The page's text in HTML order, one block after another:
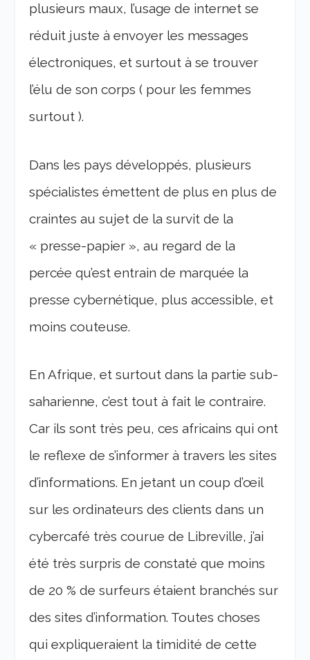
plusieurs maux, l’usage de internet se
réduit juste à envoyer les messages
électroniques, et surtout à se trouver
l’élu de son corps ( pour les femmes
surtout ).
Dans les pays développés, plusieurs
spécialistes émettent de plus en plus de
craintes au sujet de la survit de la
« presse-papier », au regard de la
percée qu’est entrain de marquée la
presse cybernétique, plus accessible, et
moins couteuse.
En Afrique, et surtout dans la partie sub-
saharienne, c’est tout à fait le contraire.
Car ils sont très peu, ces africains qui ont
le reflexe de s’informer à travers les sites
d’informations. En jetant un coup d’œil
sur les ordinateurs des clients dans un
cybercafé très courue de Libreville, j’ai
été très surpris de constaté que moins
de 20 % de surfeurs étaient branchés sur
des sites d’information. Toutes choses
qui expliqueraient la timidité de cette